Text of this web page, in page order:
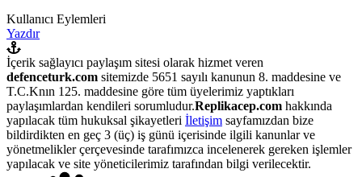
Kullanıcı Eylemleri
Yazdır
İçerik sağlayıcı paylaşım sitesi olarak hizmet veren
defenceturk.com sitemizde 5651 sayılı kanunun 8. maddesine ve
T.C.Knın 125. maddesine göre tüm üyelerimiz yaptıkları
paylaşımlardan kendileri sorumludur.Replikacep.com hakkında
yapılacak tüm hukuksal şikayetleri İletişim sayfamızdan bize
bildirdikten en geç 3 (üç) iş günü içerisinde ilgili kanunlar ve
yönetmelikler çerçevesinde tarafımızca incelenerek gereken işlemler
yapılacak ve site yöneticilerimiz tarafından bilgi verilecektir.